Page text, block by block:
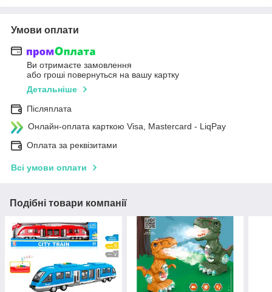
Умови оплати
Ви отримаєте замовлення
або гроші повернуться на вашу картку
Детальніше
Післяплата
Онлайн-оплата карткою Visa, Mastercard - LiqPay
Оплата за реквізитами
Всі умови оплати
Подібні товари компанії